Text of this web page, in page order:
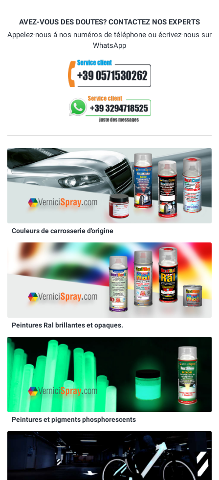
AVEZ-VOUS DES DOUTES? CONTACTEZ NOS EXPERTS
Appelez-nous á nos numéros de téléphone ou écrivez-nous sur
WhatsApp
Couleurs de carrosserie d'origine
Peintures Ral brillantes et opaques.
Peintures et pigments phosphorescents